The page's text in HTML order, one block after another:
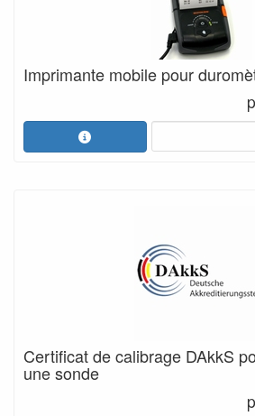
Imprimante mobile pour
Certificat de calibrage DAkkS
une sonde